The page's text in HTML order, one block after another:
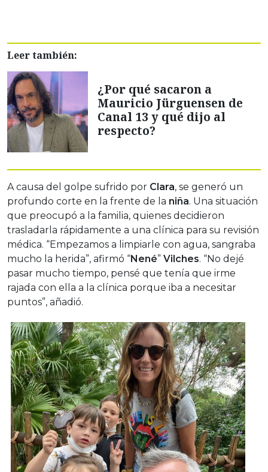
Leer también:
¿Por qué sacaron a
Mauricio Jürguensen de
Canal 13 y qué dijo al
respecto?
A causa del golpe sufrido por Clara, se generó un
profundo corte en la frente de la niña. Una situación
que preocupó a la familia, quienes decidieron
trasladarla rápidamente a una clínica para su revisión
médica. “Empezamos a limpiarle con agua, sangraba
mucho la herida”, afirmó “Nené” Vilches. “No dejé
pasar mucho tiempo, pensé que tenía que irme
rajada con ella a la clínica porque iba a necesitar
puntos”, añadió.